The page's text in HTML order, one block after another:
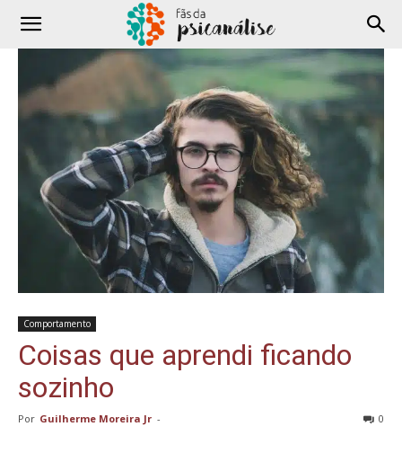
Comportamento
Coisas que aprendi ficando
sozinho
Por Guilherme Moreira Jr - 0